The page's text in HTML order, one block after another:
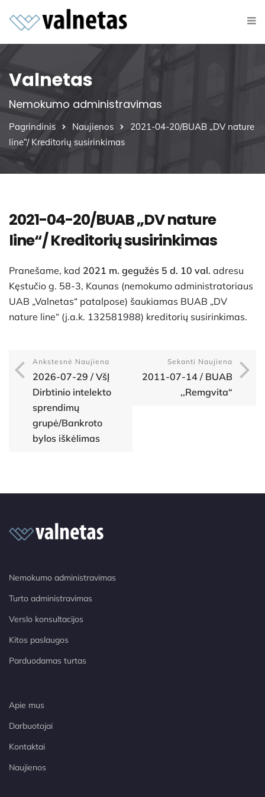
Valnetas
Nemokumo administravimas
Pagrindinis Naujienos
2021-04-20/BUAB „DV nature
line“/ Kreditorių susirinkimas
2021-04-20/BUAB „DV nature
line“/ Kreditorių susirinkimas
Pranešame, kad 2021 m. gegužės 5 d. 10 val. adresu
Kęstučio g. 58-3, Kaunas (nemokumo administratoriaus
UAB „Valnetas“ patalpose) šaukiamas BUAB „DV
nature line“ (j.a.k. 132581988) kreditorių susirinkimas.
Ankstesnė Naujiena
2026-07-29 / VšĮ
Dirbtinio intelekto
sprendimų
grupė/Bankroto
bylos iškėlimas
Sekanti Naujiena
2011-07-14 / BUAB
,,Remgvita“
Nemokumo administravimas
Turto administravimas
Verslo konsultacijos
Kitos paslaugos
Parduodamas turtas
Apie mus
Darbuotojai
Kontaktai
Naujienos